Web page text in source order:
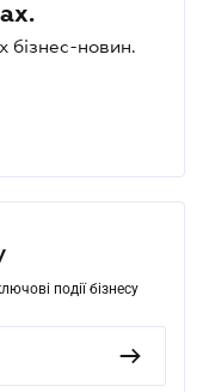
бізнес-новин.
події бізнесу